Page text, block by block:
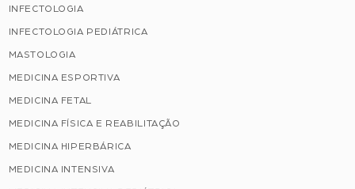
INFECTOLOGIA
INFECTOLOGIA PEDIÁTRICA
MASTOLOGIA
MEDICINA ESPORTIVA
MEDICINA FETAL
MEDICINA FÍSICA E REABILITAÇÃO
MEDICINA HIPERBÁRICA
MEDICINA INTENSIVA